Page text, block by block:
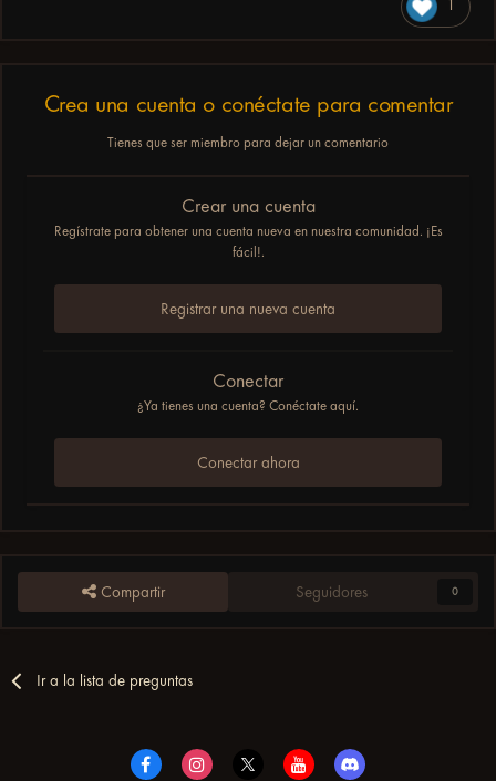
1
Crea una cuenta o conéctate para comentar
Tienes que ser miembro para dejar un comentario
Crear una cuenta
Regístrate para obtener una cuenta nueva en nuestra comunidad. ¡Es
fácil!.
Registrar una nueva cuenta
Conectar
¿Ya tienes una cuenta? Conéctate aquí.
Conectar ahora
Compartir Seguidores 0
Ir a la lista de preguntas